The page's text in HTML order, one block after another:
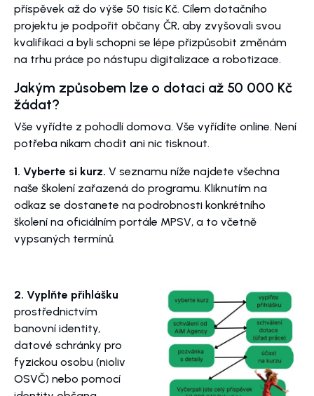
příspěvek až do výše 50 tisíc Kč. Cílem dotačního
projektu je podpořit občany ČR, aby zvyšovali svou
kvalifikaci a byli schopni se lépe přizpůsobit změnám
na trhu práce po nástupu digitalizace a robotizace.
Jakým způsobem lze o dotaci až 50 000 Kč
žádat?
Vše vyřídte z pohodlí domova. Vše vyřídíte online. Není
potřeba nikam chodit ani nic tisknout.
1. Vyberte si kurz. V seznamu níže najdete všechna
naše školení zařazená do programu. Kliknutím na
odkaz se dostanete na podrobnosti konkrétního
školení na oficiálním portále MPSV, a to včetně
vypsaných termínů.
2. Vyplňte přihlášku
prostřednictvím
banovní identity,
datové schránky pro
fyzickou osobu (nioliv
OSVČ) nebo pomocí